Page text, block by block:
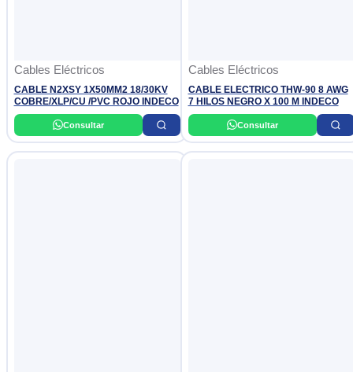
Cables Eléctricos
CABLE N2XSY 1X50MM2 18/30KV
COBRE/XLP/CU /PVC ROJO INDECO
Consultar
Cables Eléctricos
CABLE ELECTRICO THW-90 8 AWG
7 HILOS NEGRO X 100 M INDECO
Consultar